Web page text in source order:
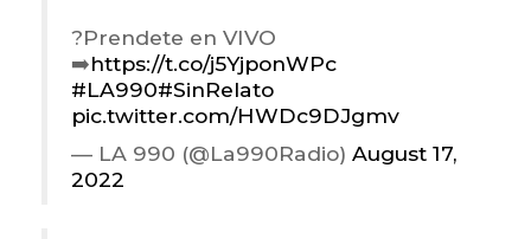
?Prendete en VIVO
➡️https://t.co/j5YjponWPc
#LA990#SinRelato
pic.twitter.com/HWDc9DJgmv
— LA 990 (@La990Radio) August 17,
2022